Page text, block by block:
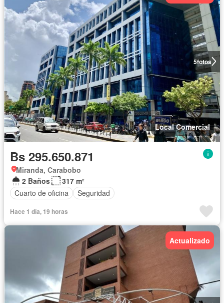
5fotos
Local Comercial
Bs 295.650.871
Miranda, Carabobo
2 Baños
317 m²
Cuarto de oficina
Seguridad
Hace 1 día, 19 horas
Actualizado